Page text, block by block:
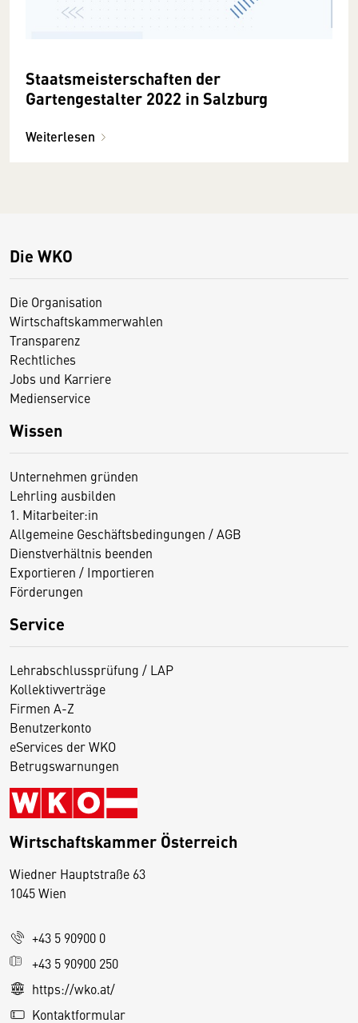
Staatsmeisterschaften der
Gartengestalter 2022 in Salzburg
Weiterlesen
Die WKO
Die Organisation
Wirtschaftskammerwahlen
Transparenz
Rechtliches
Jobs und Karriere
Medienservice
Wissen
Unternehmen gründen
Lehrling ausbilden
1. Mitarbeiter:in
Allgemeine Geschäftsbedingungen / AGB
Dienstverhältnis beenden
Exportieren / Importieren
Förderungen
Service
Lehrabschlussprüfung / LAP
Kollektivverträge
Firmen A-Z
Benutzerkonto
eServices der WKO
Betrugswarnungen
Wirtschaftskammer Österreich
Wiedner Hauptstraße 63
1045 Wien
+43 5 90900 0
+43 5 90900 250
https://wko.at/
Kontaktformular
D
s
e
S
e